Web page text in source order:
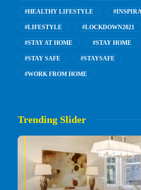
#HEALTHY LIFESTYLE
#LIFESTYLE #LOCKDOWN2021
#STAY AT HOME #STAY HOME
#STAY SAFE #STAYSAFE
#WORK FROM HOME
Trending Slider